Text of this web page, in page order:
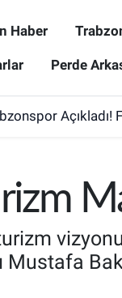
Haber
Perde
Açıkladı!
Mustafa